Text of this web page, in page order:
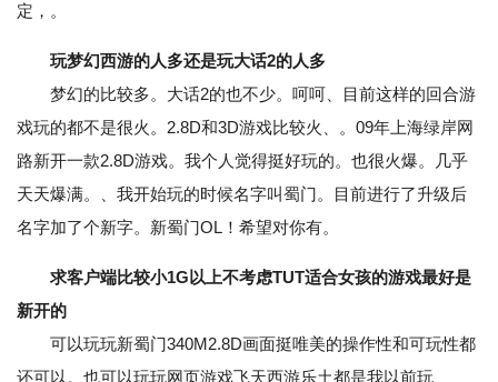
定，。
玩梦幻西游的人多还是玩大话2的人多
梦幻的比较多。大话2的也不少。呵呵、目前这样的回合游
戏玩的都不是很火。2.8D和3D游戏比较火、。09年上海绿岸网
路新开一款2.8D游戏。我个人觉得挺好玩的。也很火爆。几乎
天天爆满。、我开始玩的时候名字叫蜀门。目前进行了升级后
名字加了个新字。新蜀门OL！希望对你有。
求客户端比较小1G以上不考虑TUT适合女孩的游戏最好是
新开的
可以玩玩新蜀门340M2.8D画面挺唯美的操作性和可玩性都
还可以。也可以玩玩网页游戏飞天西游乐土都是我以前玩